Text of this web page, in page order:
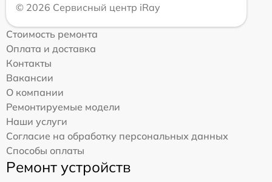
© 2026 Сервисный центр iRay
Стоимость ремонта
Оплата и доставка
Контакты
Вакансии
О компании
Ремонтируемые модели
Наши услуги
Согласие на обработку персональных данных
Способы оплаты
Ремонт устройств